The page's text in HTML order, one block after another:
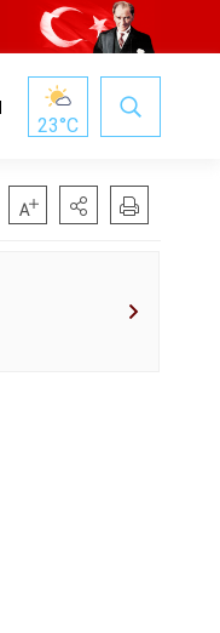
23°C